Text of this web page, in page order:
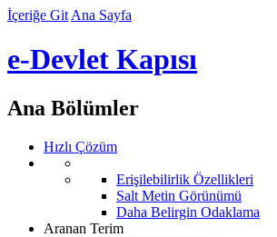
İçeriğe Git Ana Sayfa
e-Devlet Kapısı
Ana Bölümler
Hızlı Çözüm
Erişilebilirlik Özellikleri
Salt Metin Görünümü
Daha Belirgin Odaklama
Aranan Terim